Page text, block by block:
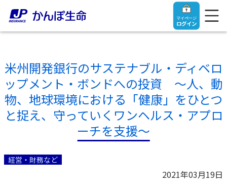
マイページ
ログイン
トップ
ご契約者さま
ご契約者さま
保険をご検討中のお客さま
米州開発銀行のサステナブル・ディベロ
ップメント・ボンドへの投資 ～人、動
物、地球環境における「健康」をひとつ
と捉え、守っていくワンヘルス・アプロ
ーチを支援～
経営・財務など
2021年03月19日